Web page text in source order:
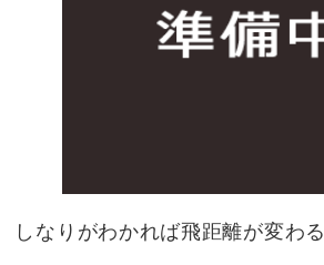
しなりがわかれば飛距離が変わる